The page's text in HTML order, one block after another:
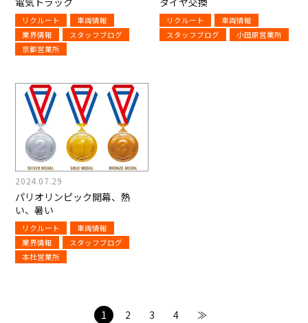
リクルート
車両情報
業界情報
スタッフブログ
京都営業所
リクルート
車両情報
スタッフブログ
小田原営業所
2024.07.29
パリオリンピック開幕、熱
い、暑い
リクルート
車両情報
業界情報
スタッフブログ
本社営業所
1 2 3 4 ≫